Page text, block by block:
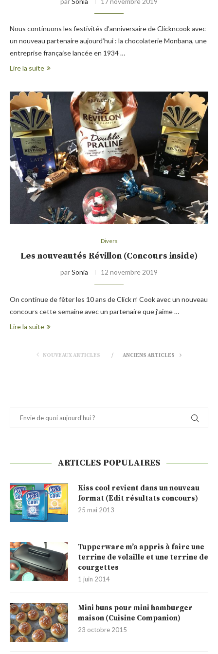
Nous continuons les festivités d’anniversaire de Clickncook avec
un nouveau partenaire aujourd’hui : la chocolaterie Monbana, une
entreprise française lancée en 1934 …
Lire la suite
Divers
Les nouveautés Révillon (Concours inside)
parSonia 12 novembre 2019
On continue de fêter les 10 ans de Click n’ Cook avec un nouveau
concours cette semaine avec un partenaire que j’aime …
Lire la suite
NOUVEAUX ARTICLES ANCIENS ARTICLES
ARTICLES POPULAIRES
Kiss cool revient dans un nouveau
format (Edit résultats concours)
25 mai 2013
Tupperware m’a appris à faire une
terrine de volaille et une terrine de
courgettes
1 juin 2014
Mini buns pour mini hamburger
maison (Cuisine Companion)
23 octobre 2015